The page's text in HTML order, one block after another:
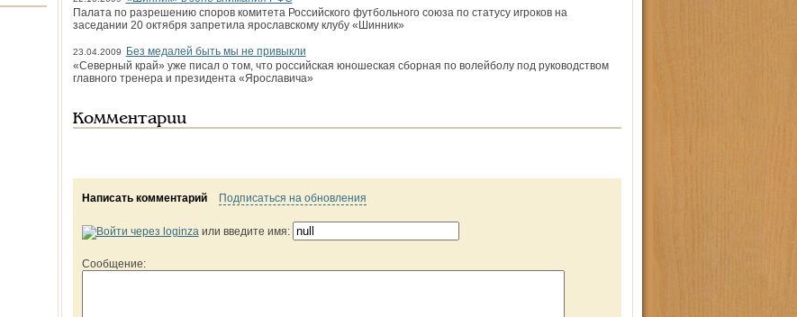
Палата по разрешению споров комитета Российского футбольного союза по статусу игроков на
заседании 20 октября запретила ярославскому клубу «Шинник»
23.04.2009
Без медалей быть мы не привыкли
«Северный край» уже писал о том, что российская юношеская сборная по волейболу под руководством
главного тренера и президента «Ярославича»
Комментарии
Написать комментарий Подписаться на обновления
или введите имя:
Сообщение: